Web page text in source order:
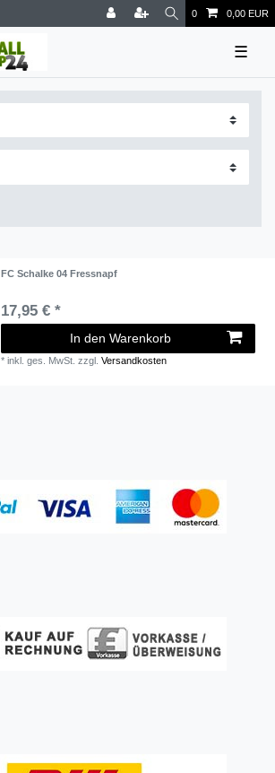
0 0,00 EUR
☰
FC Schalke 04 Fressnapf
17,95 € *
In den Warenkorb
*inkl. ges. MwSt. zzgl.Versandkosten